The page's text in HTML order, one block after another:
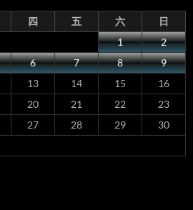
四 五 六
日
1
2
6 7 8
9
13 14 15
16
20 21 22
23
27 28 29
30